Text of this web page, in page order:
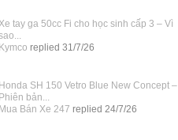
tay ga 50cc Fi cho học sinh cấp 3 – Vì
Kymco replied 31/7/26
Honda SH 150 Vetro Blue New Concept –
Phiên bản...
Mua Bán Xe 247 replied 24/7/26